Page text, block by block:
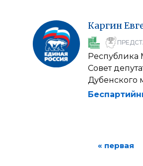
Каргин
Республика
Совет
Дубенского
« первая